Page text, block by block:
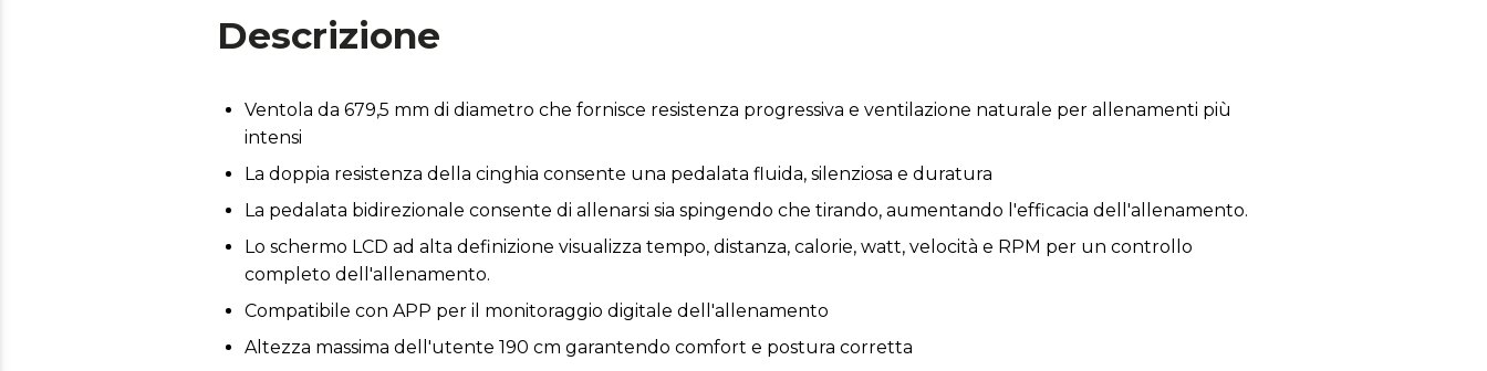
Descrizione
Ventola da 679,5 mm di diametro che fornisce resistenza progressiva e ventilazione naturale per allenamenti più
intensi
La doppia resistenza della cinghia consente una pedalata fluida, silenziosa e duratura
La pedalata bidirezionale consente di allenarsi sia spingendo che tirando, aumentando l'efficacia dell'allenamento.
Lo schermo LCD ad alta definizione visualizza tempo, distanza, calorie, watt, velocità e RPM per un controllo
completo dell'allenamento.
Compatibile con APP per il monitoraggio digitale dell'allenamento
Altezza massima dell'utente 190 cm garantendo comfort e postura corretta